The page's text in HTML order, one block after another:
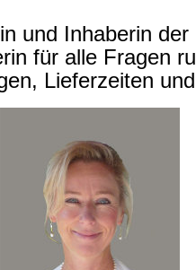
und Inhaberin
für alle Fragen
Lieferzeiten